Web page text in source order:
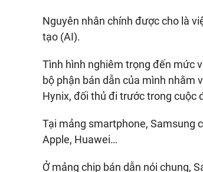
Nguyên nhân chính được cho là
tạo (AI).
Tình hình nghiêm trọng đến mức
bộ phận bán dẫn của mình nhằm
Hynix, đối thủ đi trước trong cuộc
Tại mảng smartphone, Samsung
Apple, Huawei…
Ở mảng chip bán dẫn nói chung,